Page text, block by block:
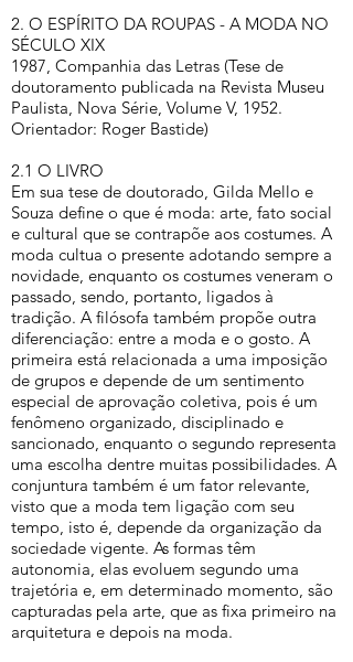
2. O ESPÍRITO DA ROUPAS - A MODA NO
SÉCULO XIX
1987, Companhia das Letras (Tese de
doutoramento publicada na Revista Museu
Paulista, Nova Série, Volume V, 1952.
Orientador: Roger Bastide)
2.1 O LIVRO
Em sua tese de doutorado, Gilda Mello e
Souza define o que é moda: arte, fato social
e cultural que se contrapõe aos costumes. A
moda cultua o presente adotando sempre a
novidade, enquanto os costumes veneram o
passado, sendo, portanto, ligados à
tradição. A filósofa também propõe outra
diferenciação: entre a moda e o gosto. A
primeira está relacionada a uma imposição
de grupos e depende de um sentimento
especial de aprovação coletiva, pois é um
fenômeno organizado, disciplinado e
sancionado, enquanto o segundo representa
uma escolha dentre muitas possibilidades. A
conjuntura também é um fator relevante,
visto que a moda tem ligação com seu
tempo, isto é, depende da organização da
sociedade vigente. As formas têm
autonomia, elas evoluem segundo uma
trajetória e, em determinado momento, são
capturadas pela arte, que as fixa primeiro na
arquitetura e depois na moda.